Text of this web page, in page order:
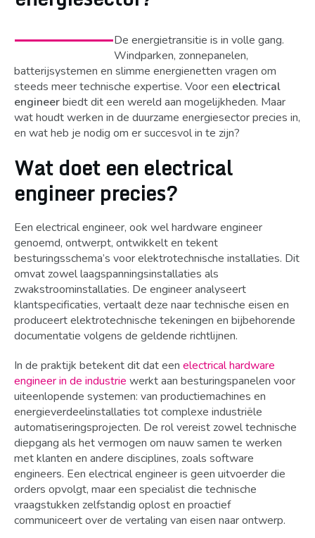
De energietransitie is in volle gang.
Windparken, zonnepanelen,
batterijsystemen en slimme energienetten vragen om
steeds meer technische expertise. Voor een electrical
engineerbiedt dit een wereld aan mogelijkheden. Maar
wat houdt werken in de duurzame energiesector precies in,
en wat heb je nodig om er succesvol in te zijn?
Wat doet een electrical
engineer precies?
Een electrical engineer, ook wel hardware engineer
genoemd, ontwerpt, ontwikkelt en tekent
besturingsschema’s voor elektrotechnische installaties. Dit
omvat zowel laagspanningsinstallaties als
zwakstroominstallaties. De engineer analyseert
klantspecificaties, vertaalt deze naar technische eisen en
produceert elektrotechnische tekeningen en bijbehorende
documentatie volgens de geldende richtlijnen.
In de praktijk betekent dit dat een electrical hardware
engineer in de industrie werkt aan besturingspanelen voor
uiteenlopende systemen: van productiemachines en
energieverdeelinstallaties tot complexe industriële
automatiseringsprojecten. De rol vereist zowel technische
diepgang als het vermogen om nauw samen te werken
met klanten en andere disciplines, zoals software
engineers. Een electrical engineer is geen uitvoerder die
orders opvolgt, maar een specialist die technische
vraagstukken zelfstandig oplost en proactief
communiceert over de vertaling van eisen naar ontwerp.